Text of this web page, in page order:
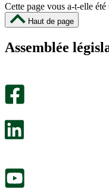
Cette page vous a-t-elle été
Haut de page
Assemblée